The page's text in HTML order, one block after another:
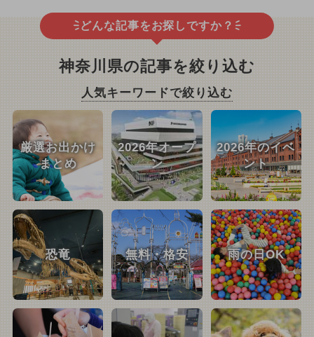
どんな記事をお探しですか？
神奈川県の記事を絞り込む
人気キーワードで絞り込む
厳選お出かけ
まとめ
2026年オープ
ン
2026年のイベ
ント
恐竜 無料・格安 雨の日OK